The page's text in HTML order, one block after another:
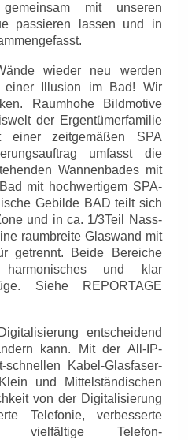
mit unseren
passieren lassen und in
wieder neu werden
einer Illusion im Bad! Wir
Raumhohe Bildmotive
der Ergentümerfamilie
einer zeitgemäßen SPA
umfasst die
Wannenbades mit
mit hochwertigem SPA-
Gebilde BAD teilt sich
und in ca. 1/3Teil Nass-
raumbreite Glaswand mit
getrennt. Beide Bereiche
und klar
Siehe REPORTAGE
entscheidend
kann. Mit der All-IP-
Kabel-Glasfaser-
und Mittelständischen
von der Digitalisierung
Telefonie, verbesserte
vielfältige Telefon-